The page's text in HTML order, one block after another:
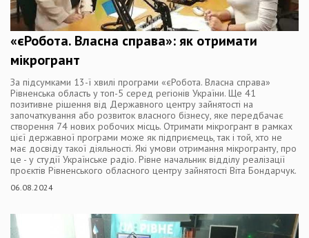
«єРобота. Власна справа»: як отримати
мікрогрант
За підсумками 13-ї хвилі програми «єРобота. Власна справа»
Рівненська область у топ-5 серед регіонів України. Ще 41
позитивне рішення від Державного центру зайнятості на
започаткування або розвиток власного бізнесу, яке передбачає
створення 74 нових робочих місць. Отримати мікрогрант в рамках
цієї державної програми може як підприємець, так і той, хто не
має досвіду такої діяльності. Які умови отримання мікрогранту, про
це - у студії Українське радіо. Рівне начальник відділу реалізації
проєктів Рівненського обласного центру зайнятості Віта Бондарчук.
06.08.2024